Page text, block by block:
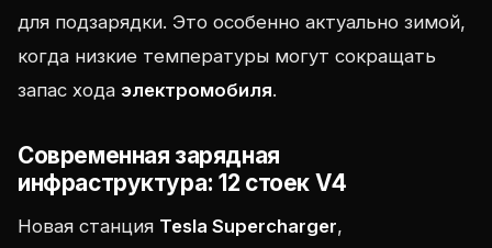
для подзарядки. Это особенно актуально зимой,
когда низкие температуры могут сокращать
запас хода электромобиля.
Современная зарядная
инфраструктура: 12 стоек V4
Новая станция Tesla Supercharger,